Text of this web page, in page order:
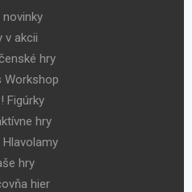
novinky
v akcii
hry
Workshop
Figúrky
hry
Hlavolamy
hry
hier